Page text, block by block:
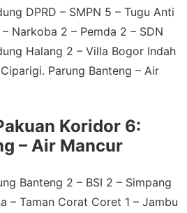
DPRD – SMPN 5 – Tugu Anti
Narkoba 2 – Pemda 2 – SDN
Halang 2 – Villa Bogor Indah
Parung Banteng – Air
Koridor 6:
– Air Mancur
Banteng 2 – BSI 2 – Simpang
– Taman Corat Coret 1 – Jambu